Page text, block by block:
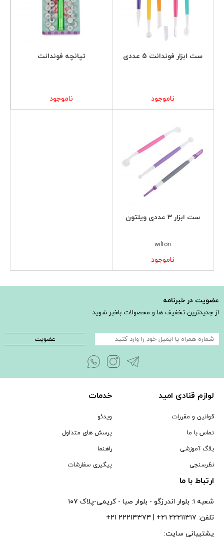
ست ابزار فوندانت 5 عددی
ناموجود
تپانچه فوندانت
ناموجود
ست ابزار 3 عددی ویلتون
wilton
ناموجود
عضویت در خبرنامه
از جدیدترین تخفیف ها و محصولات باخبر شوید
عضویت
لوازم قنادی امید
قوانین و مقررات
تماس با ما
بلاگ آموزشی
نظرسنجی
خدمات
ویدئو
پرسش های متداول
راهنما
پیگیری سفارشات
ارتباط با ما
شعبه ۱: بلوار اندرزگو - بلوار صبا - كريمى-پلاک ۱۰۷
تلفن: ۲۲۲۱۱۳۱۷ ۲۱+ | ۲۲۲۱۴۳۷۴ ۲۱+
پشتیبانی سایت: